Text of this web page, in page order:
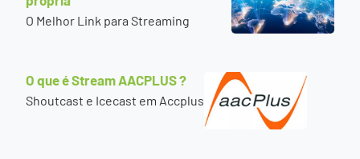
O Melhor Link para Streaming
O que é Stream AACPLUS ?
Shoutcast e Icecast em Accplus